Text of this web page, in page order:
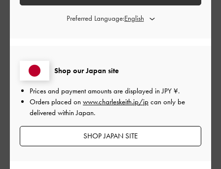
ミュールどちらも可愛くてサイ
初めてこのブランドのカバンを購入しました。発送から梱包ま
でとても丁寧でした。バッグとミュールどちらも可愛くてサイ
ズもイメージ通りでした。
カバンも使いやすくまた別のバッグも購入したいです。
Shop our Japan site
Prices and payment amounts are displayed inJPY ¥.
Orders placed on www.charleskeith.jp/jp can only be
delivered within Japan.
SHOP JAPAN SITE
Preferred Language: